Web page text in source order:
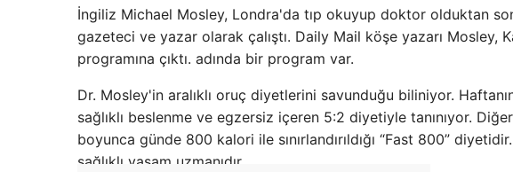
İngiliz Michael Mosley, Londra'da tıp okuyup doktor olduktan
gazeteci ve yazar olarak çalıştı. Daily Mail köşe yazarı Mosley,
programına çıktı. adında bir program var.
Dr. Mosley'in aralıklı oruç diyetlerini savunduğu biliniyor.
sağlıklı beslenme ve egzersiz içeren 5:2 diyetiyle tanınıyor.
boyunca günde 800 kalori ile sınırlandırıldığı “Fast 800”
sağlıklı yaşam uzmanıdır.